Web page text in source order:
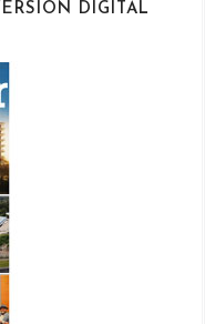
DIGITAL